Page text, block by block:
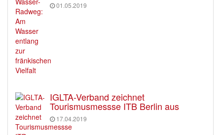
01.05.2019
IGLTA-Verband zeichnet
Tourismusmessse ITB Berlin aus
17.04.2019